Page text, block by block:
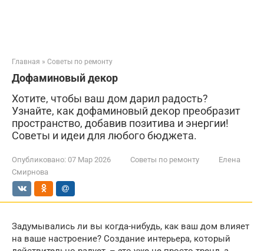
Главная » Советы по ремонту
Дофаминовый декор
Хотите, чтобы ваш дом дарил радость?
Узнайте, как дофаминовый декор преобразит
пространство, добавив позитива и энергии!
Советы и идеи для любого бюджета.
Опубликовано: 07 Мар 2026 Советы по ремонту
Елена
Смирнова
Задумывались ли вы когда-нибудь, как ваш дом влияет
на ваше настроение? Создание интерьера, который